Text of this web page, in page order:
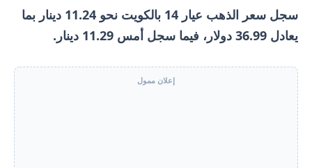
سجل سعر الذهب عيار 14 بالكويت نحو 11.24 دينار بما
يعادل 36.99 دولار، فيما سجل أمس 11.29 دينار.
إعلان ممول